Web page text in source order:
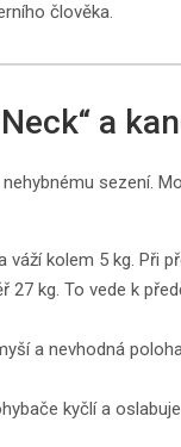
člověka.
a
sezení.
váží kolem 5 kg. Při
27 kg. To vede k
a nevhodná
kyčlí a